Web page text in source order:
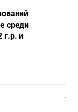
среди
г.р. и